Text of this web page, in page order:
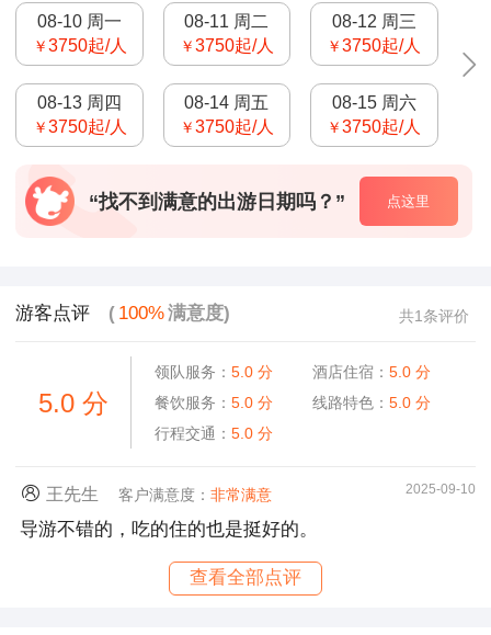
08-10 周一
￥3750起/人
08-11 周二
￥3750起/人
08-12 周三
￥3750起/人
08-13 周四
￥3750起/人
08-14 周五
￥3750起/人
08-15 周六
￥3750起/人
“找不到满意的出游日期吗？” 点这里
游客点评 ( 100%满意度) 共1条评价
5.0分
领队服务：5.0 分 酒店住宿：5.0 分
餐饮服务：5.0 分 线路特色：5.0 分
行程交通：5.0 分
王先生 客户满意度：非常满意 2025-09-10
导游不错的，吃的住的也是挺好的。
查看全部点评